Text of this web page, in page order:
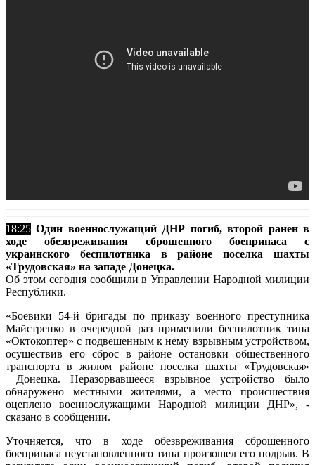
18:25 Один военнослужащий ДНР погиб, второй ранен в
ходе обезвреживания сброшенного боеприпаса с
украинского беспилотника в районе поселка шахты
«Трудовская» на западе Донецка.
Об этом сегодня сообщили в Управлении Народной милиции
Республики.
«Боевики 54-й бригады по приказу военного преступника
Майстренко в очередной раз применили беспилотник типа
«Октокоптер» с подвешенным к нему взрывным устройством,
осуществив его сброс в районе остановки общественного
транспорта в жилом районе поселка шахты «Трудовская»
Донецка. Неразорвавшееся взрывное устройство было
обнаружено местными жителями, а место происшествия
оцеплено военнослужащими Народной милиции ДНР», -
сказано в сообщении.
Уточняется, что в ходе обезвреживания сброшенного
боеприпаса неустановленного типа произошел его подрыв. В